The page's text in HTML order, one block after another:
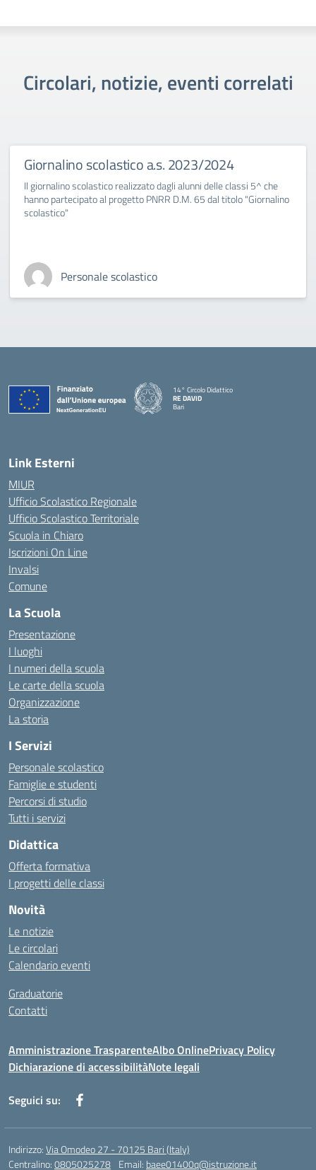
Circolari, notizie, eventi correlati
Giornalino scolastico a.s. 2023/2024
Il giornalino scolastico realizzato dagli alunni delle classi 5^ che
hanno partecipato al progetto PNRR D.M. 65 dal titolo "Giornalino
scolastico"
Personale scolastico
14° Circolo Didattico
RE DAVID
Bari
Link Esterni
MIUR
Ufficio Scolastico Regionale
Ufficio Scolastico Territoriale
Scuola in Chiaro
Iscrizioni On Line
Invalsi
Comune
La Scuola
Presentazione
I luoghi
I numeri della scuola
Le carte della scuola
Organizzazione
La storia
I Servizi
Personale scolastico
Famiglie e studenti
Percorsi di studio
Tutti i servizi
Didattica
Offerta formativa
I progetti delle classi
Novità
Le notizie
Le circolari
Calendario eventi
Graduatorie
Contatti
Amministrazione TrasparenteAlbo OnlinePrivacy Policy
Dichiarazione di accessibilitàNote legali
Seguici su:
Indirizzo:Via Omodeo 27 - 70125 Bari (Italy)
Centralino:0805025278 Email: baee01400q@istruzione.it